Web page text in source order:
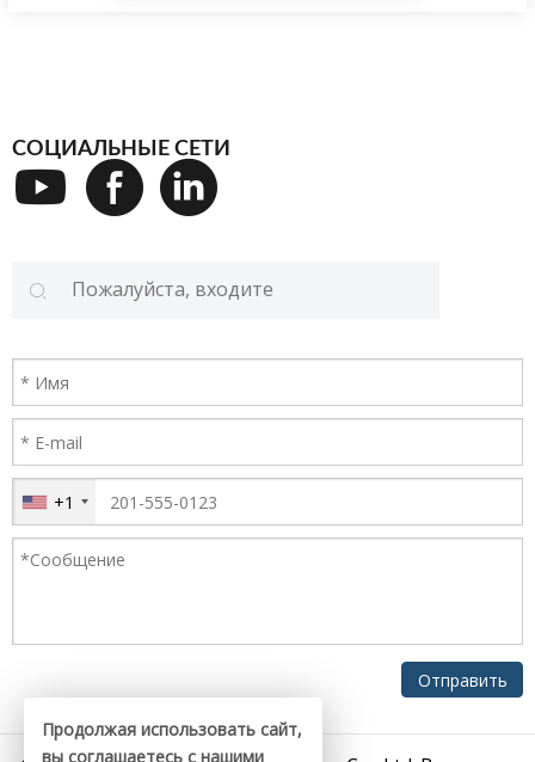
СОЦИАЛЬНЫЕ СЕТИ
+1
Продолжая использовать сайт,
вы соглашаетесь с нашими